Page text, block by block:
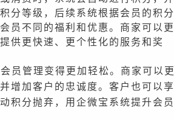
分等级，后续系统根据会员的积分
员不同的福利和优惠。商家可以更
供更快速、更个性化的服务和奖
员管理变得更加轻松。商家可以更
增加客户的忠诚度。客户也可以享
积分抛弃，用企微宝系统提升会员